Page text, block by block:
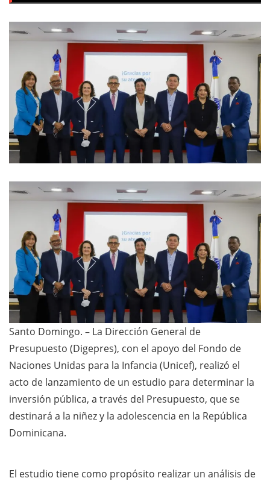
Santo Domingo. – La Dirección General de
Presupuesto (Digepres), con el apoyo del Fondo de
Naciones Unidas para la Infancia (Unicef), realizó el
acto de lanzamiento de un estudio para determinar la
inversión pública, a través del Presupuesto, que se
destinará a la niñez y la adolescencia en la República
Dominicana.
El estudio tiene como propósito realizar un análisis de